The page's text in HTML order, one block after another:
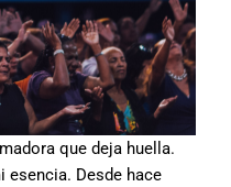
que deja huella.
esencia. Desde hace